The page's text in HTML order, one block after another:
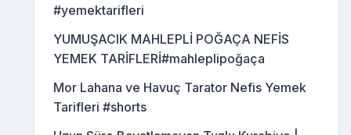
#yemektarifleri
YUMUŞACIK MAHLEPLİ POĞAÇA NEFİS
YEMEK TARİFLERİ#mahleplipoğaça
Mor Lahana ve Havuç Tarator Nefis Yemek
Tarifleri #shorts